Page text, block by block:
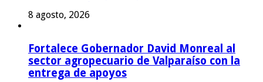
8 agosto, 2026
Fortalece Gobernador David Monreal al
sector agropecuario de Valparaíso con la
entrega de apoyos